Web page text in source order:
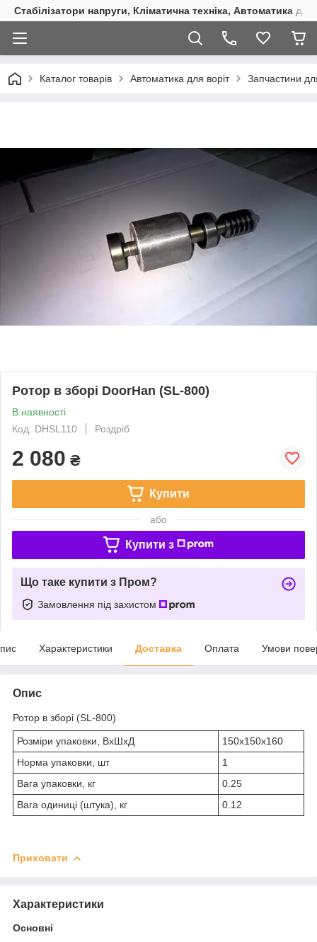
Стабілізатори напруги, Кліматична техніка, Автоматика
Каталог товарів Автоматика для воріт Запчастини
Ротор в зборі DoorHan (SL-800)
В наявності
Код: DHSL110
Роздріб
2 080 ₴
Купити
або
Купити з
Що таке купити з Пром?
Замовлення під захистом
Характеристики Доставка Оплата Умови
Опис
Ротор в зборі (SL-800)
Розміри упаковки, ВхШхД
150х150х160
Норма упаковки, шт
1
Вага упаковки, кг
0.25
Вага одиниці (штука), кг
0.12
Приховати
Характеристики
Основні